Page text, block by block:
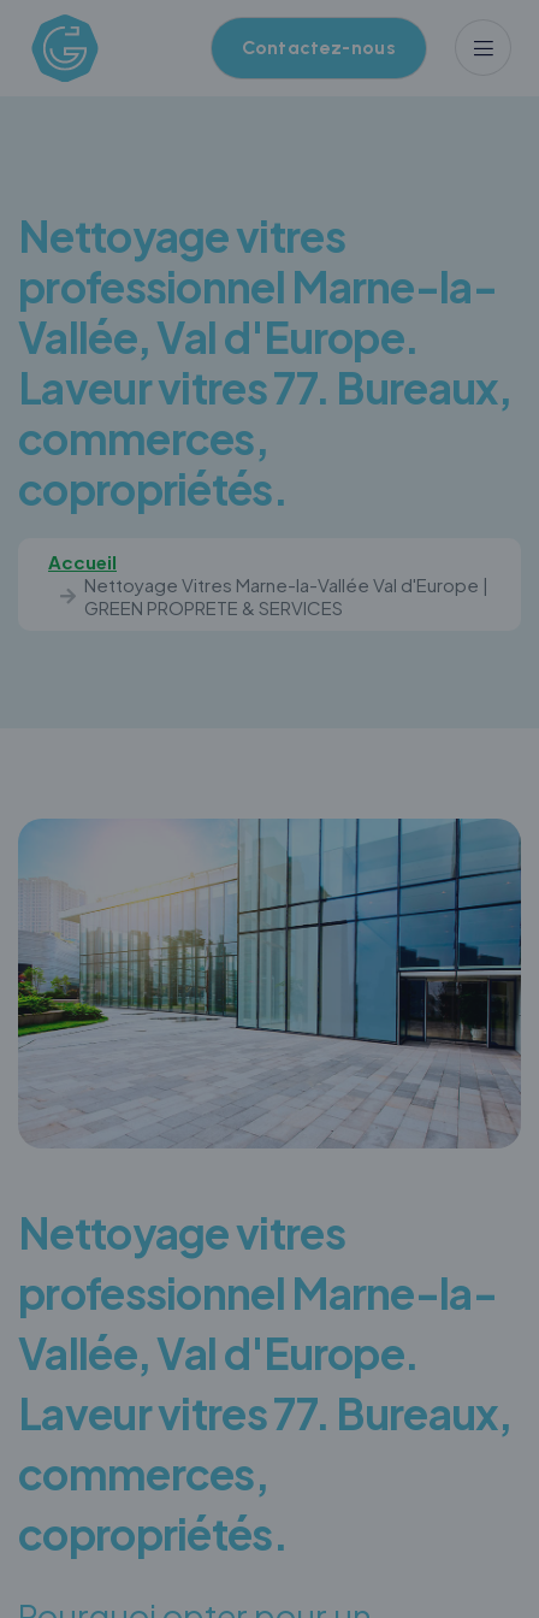
Panneau de gestion des cookies
Contactez-nous
Nettoyage vitres
professionnel Marne-la-
Vallée, Val d'Europe.
Laveur vitres 77. Bureaux,
commerces,
copropriétés.
Accueil
Nettoyage Vitres Marne-la-Vallée Val d'Europe |
GREEN PROPRETE & SERVICES
Nettoyage vitres
professionnel Marne-la-
Vallée, Val d'Europe.
Laveur vitres 77. Bureaux,
commerces,
copropriétés.